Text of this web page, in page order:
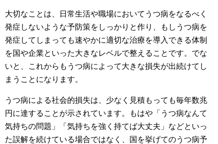
大切なことは、日常生活や職場においてうつ病をなるべく
発症しないような予防策をしっかりと作り、もしうつ病を
発症してしまっても速やかに適切な治療を導入できる体制
を国や企業といった大きなレベルで整えることです。でな
いと、これからもうつ病によって大きな損失が出続けてし
まうことになります。
うつ病による社会的損失は、少なく見積もっても毎年数兆
円に達することが示されています。もはや「うつ病なんて
気持ちの問題」「気持ちを強く持てば大丈夫」などといっ
た誤解を続けている場合ではなく、国を挙げてのうつ病予